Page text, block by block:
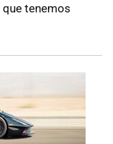
que tenemos